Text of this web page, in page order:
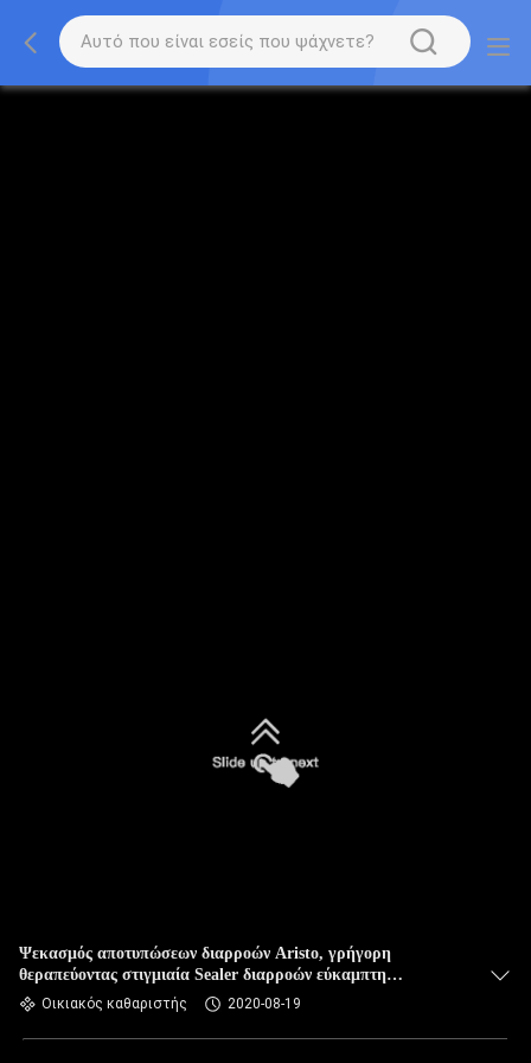
Ψεκασμός αποτυπώσεων διαρροών Aristo, γρήγορη
θεραπεύοντας στιγμιαία Sealer διαρροών εύκαμπτη
λαστιχένια στεγανωτική ουσία σφραγίδων διαρροών βάσεων
νερού
Οικιακός καθαριστής 2020-08-19